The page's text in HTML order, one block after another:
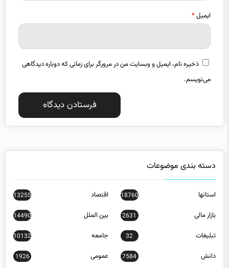
ایمیل*
ذخیره نام، ایمیل و وبسایت من در مرورگر برای زمانی که دوباره دیدگاهی
می‌نویسم.
دسته بندی موضوعات
استانها 18760 اقتصاد 13255
بازار مالی 2631 بین الملل 14490
تبلیغات 32 جامعه 10132
دانش 7584 عمومی 1926